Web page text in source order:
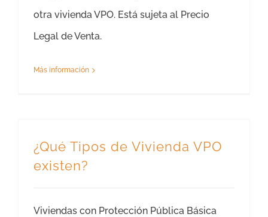
otra vivienda VPO. Está sujeta al Precio
Legal de Venta.
Más información
¿Qué Tipos de Vivienda VPO
existen?
Viviendas con Protección Pública Básica